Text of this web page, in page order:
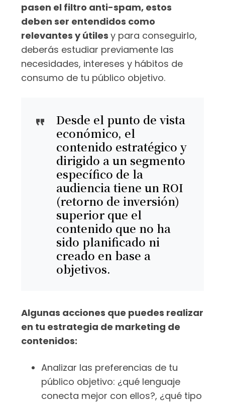
pasen el filtro anti-spam, estos
deben ser entendidos como
relevantes y útiles y para conseguirlo,
deberás estudiar previamente las
necesidades, intereses y hábitos de
consumo de tu público objetivo.
Desde el punto de vista
económico, el
contenido estratégico y
dirigido a un segmento
específico de la
audiencia tiene un ROI
(retorno de inversión)
superior que el
contenido que no ha
sido planificado ni
creado en base a
objetivos.
Algunas acciones que puedes realizar
en tu estrategia de marketing de
contenidos:
Analizar las preferencias de tu
público objetivo: ¿qué lenguaje
conecta mejor con ellos?, ¿qué tipo